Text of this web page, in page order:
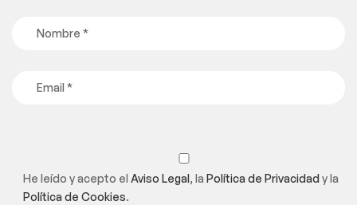
He leído y acepto el Aviso Legal, la Política de Privacidady la
Política de Cookies.